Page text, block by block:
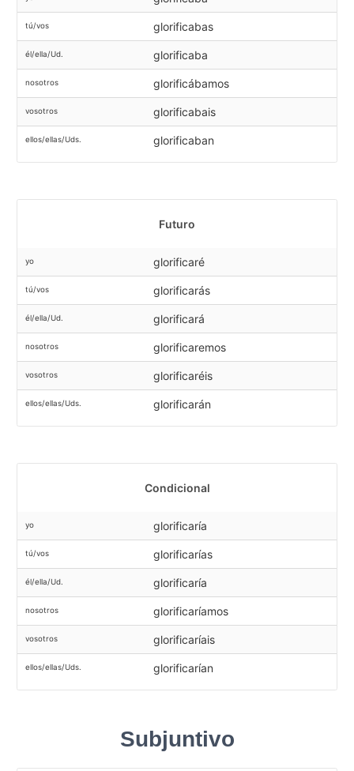
tú/vos glorificabas
él/ella/Ud. glorificaba
nosotros glorificábamos
vosotros glorificabais
ellos/ellas/Uds. glorificaban
Futuro
yo glorificaré
tú/vos glorificarás
él/ella/Ud. glorificará
nosotros glorificaremos
vosotros glorificaréis
ellos/ellas/Uds. glorificarán
Condicional
yo glorificaría
tú/vos glorificarías
él/ella/Ud. glorificaría
nosotros glorificaríamos
vosotros glorificaríais
ellos/ellas/Uds. glorificarían
Subjuntivo